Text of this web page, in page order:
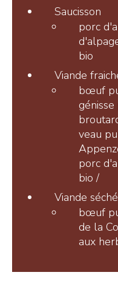
Saucisson
porc
bio
Viande
bœuf
veau
porc
bio /
Viande
bœuf
de la
aux